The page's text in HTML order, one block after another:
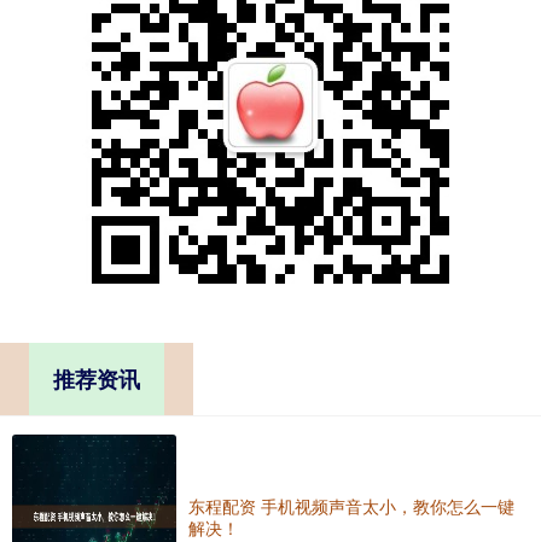
推荐资讯
东程配资 手机视频声音太小，教你怎么一键
解决！